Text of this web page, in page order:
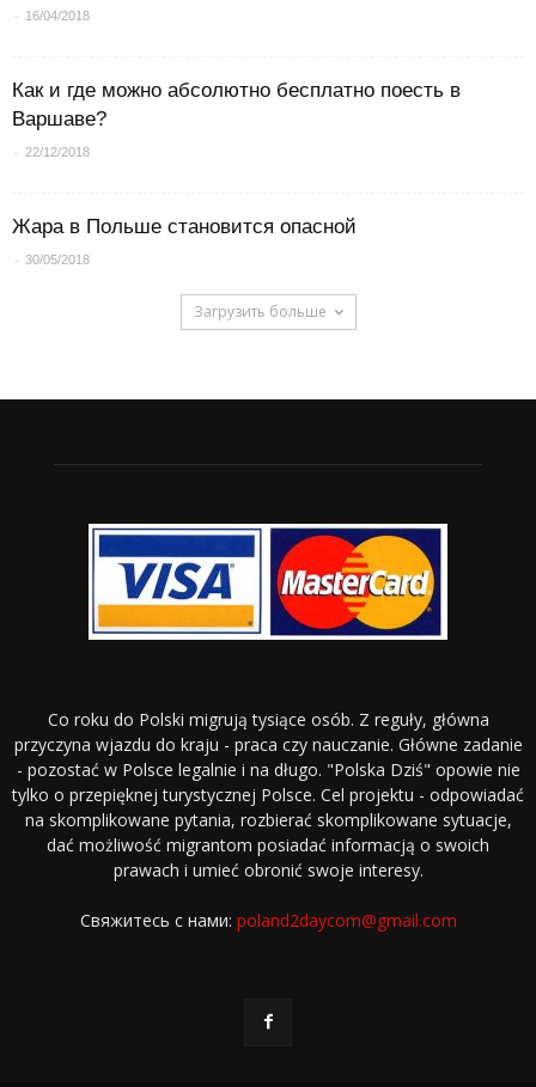
- 16/04/2018
Как и где можно абсолютно бесплатно поесть в
Варшаве?
- 22/12/2018
Жара в Польше становится опасной
- 30/05/2018
Загрузить больше
Co roku do Polski migrują tysiące osób. Z reguły, główna
przyczyna wjazdu do kraju - praca czy nauczanie. Główne zadanie
- pozostać w Polsce legalnie i na długo. "Polska Dziś" opowie nie
tylko o przepięknej turystycznej Polsce. Cel projektu - odpowiadać
na skomplikowane pytania, rozbierać skomplikowane sytuacje,
dać możliwość migrantom posiadać informacją o swoich
prawach i umieć obronić swoje interesy.
Свяжитесь с нами: poland2daycom@gmail.com